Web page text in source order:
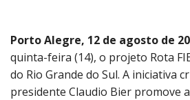
Porto Alegre, 12 de agosto de
quinta-feira (14), o projeto Rota
do Rio Grande do Sul. A iniciativa
presidente Claudio Bier promove